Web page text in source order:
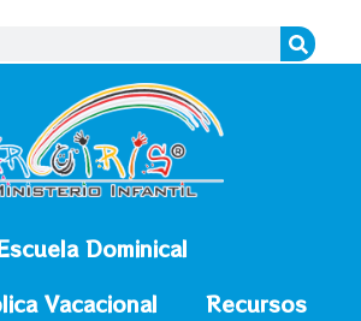
Dominical
Vacacional
Recursos